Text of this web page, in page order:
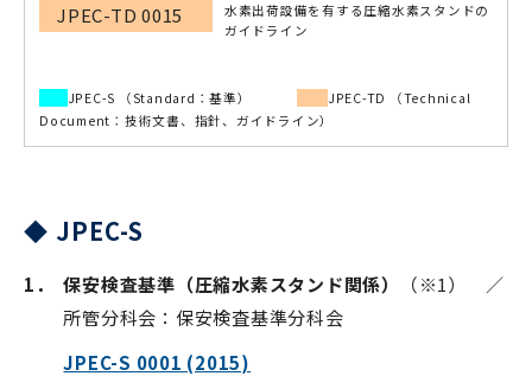
JPEC-TD 0015
水素出荷設備を有する圧縮水素スタンドの
ガイドライン
JPEC-S （Standard：基準）
JPEC-TD （Technical
Document：技術文書、指針、ガイドライン）
◆ JPEC-S
1． 保安検査基準（圧縮水素スタンド関係）
（※1） ／
所管分科会：保安検査基準分科会
JPEC-S 0001 (2015)